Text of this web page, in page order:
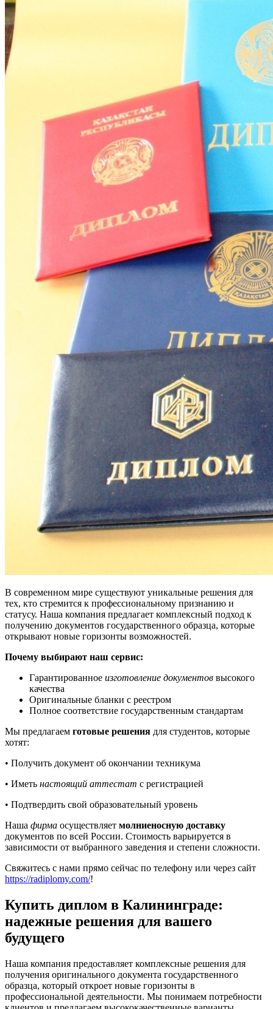
В современном мире существуют уникальные решения для
тех, кто стремится к профессиональному признанию и
статусу. Наша компания предлагает комплексный подход к
получению документов государственного образца, которые
открывают новые горизонты возможностей.
Почему выбирают наш сервис:
Гарантированное изготовление документов высокого
качества
Оригинальные бланки с реестром
Полное соответствие государственным стандартам
Мы предлагаем готовые решения для студентов, которые
хотят:
• Получить документ об окончании техникума
• Иметь настоящий аттестат с регистрацией
• Подтвердить свой образовательный уровень
Наша фирма осуществляет молниеносную доставку
документов по всей России. Стоимость варьируется в
зависимости от выбранного заведения и степени сложности.
Свяжитесь с нами прямо сейчас по телефону или через сайт
https://radiplomy.com/!
Купить диплом в Калининграде:
надежные решения для вашего
будущего
Наша компания предоставляет комплексные решения для
получения оригинального документа государственного
образца, который откроет новые горизонты в
профессиональной деятельности. Мы понимаем потребности